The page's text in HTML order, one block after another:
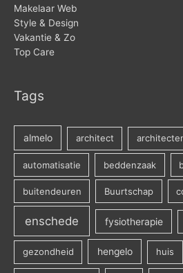
Makelaar Web
Style & Design
Vakantie & Zo
Top Care
Tags
almelo architect
automatisatie beddenzaak
buitendeuren Buurtschap
enschede fysiotherapie
gezondheid hengelo huis